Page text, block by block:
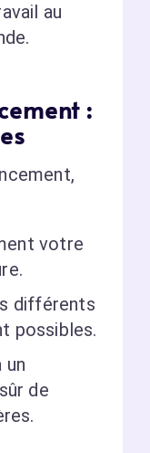
au
:
votre
différents
possibles.
un
de